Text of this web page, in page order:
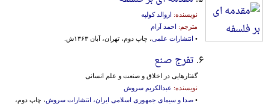
نویسنده: ازوالد کولپه
مترجم: احمد آرام
• انتشارات علمی، چاپ دوم، تهران، آبان ۱۳۶۳ش.
۶. تفرج صنع
گفتارهایی‌ در اخلاق‌ و صنعت‌ و علم‌ انسانی‌
نویسنده: عبدالکریم سروش
• صدا و سیمای جمهوری اسلامی ایران، انتشارات سروش، چاپ دوم،